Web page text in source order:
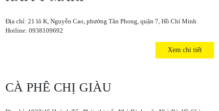
Địa chỉ: 21 lô K, Nguyễn Cao, phường Tân Phong, quận 7, Hồ Chí Minh
Hotline: 0938109692
Xem chi tiết
CÀ PHÊ CHỊ GIÀU